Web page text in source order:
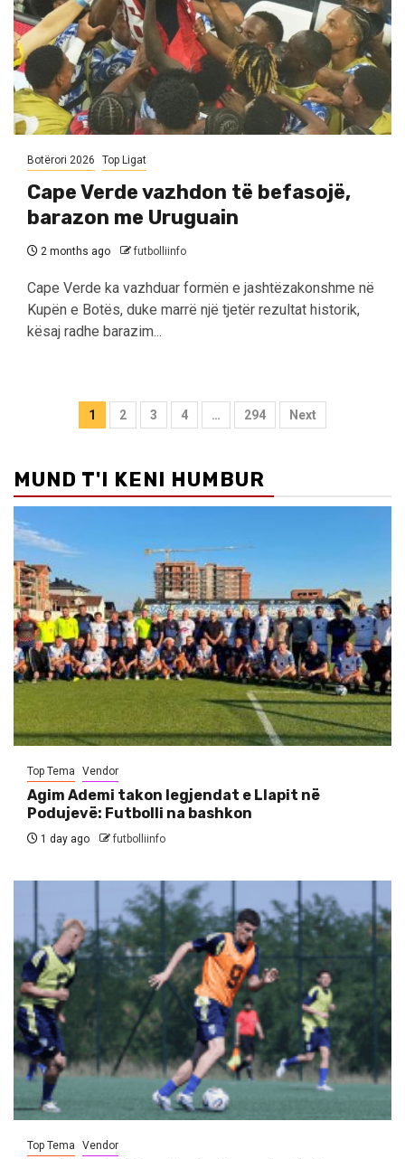
Botërori 2026 Top Ligat
Cape Verde vazhdon të befasojë,
barazon me Uruguain
2 months ago futbolliinfo
Cape Verde ka vazhduar formën e jashtëzakonshme në
Kupën e Botës, duke marrë një tjetër rezultat historik,
kësaj radhe barazim...
Posts
1 2 3 4 … 294 Next
MUND T'I KENI HUMBUR
Top Tema Vendor
Agim Ademi takon legjendat e Llapit në
Podujevë: Futbolli na bashkon
1 day ago futbolliinfo
Top Tema Vendor